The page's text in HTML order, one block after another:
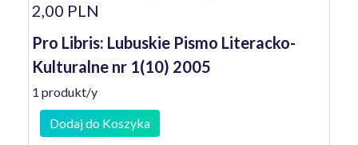
2,00 PLN
Pro Libris: Lubuskie Pismo Literacko-
Kulturalne nr 1(10) 2005
1 produkt/y
Dodaj do Koszyka